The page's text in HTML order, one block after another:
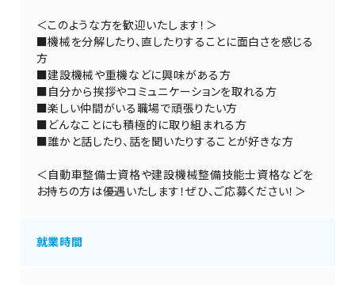
＜このような方を歓迎いたします！＞
■機械を分解したり、直したりすることに面白さを感じる
方
■建設機械や重機などに興味がある方
■自分から挨拶やコミュニケーションを取れる方
■楽しい仲間がいる職場で頑張りたい方
■どんなことにも積極的に取り組まれる方
■誰かと話したり、話を聞いたりすることが好きな方
＜自動車整備士資格や建設機械整備技能士資格などを
お持ちの方は優遇いたします！ぜひ、ご応募ください！＞
就業時間